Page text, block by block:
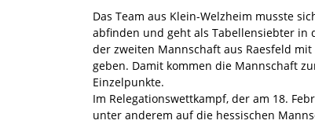
Das Team aus Klein-Welzheim musste
abfinden und geht als Tabellensiebter in
der zweiten Mannschaft aus Raesfeld
geben. Damit kommen die Mannschaft
Einzelpunkte.
Im Relegationswettkampf, der am 18.
unter anderem auf die hessischen